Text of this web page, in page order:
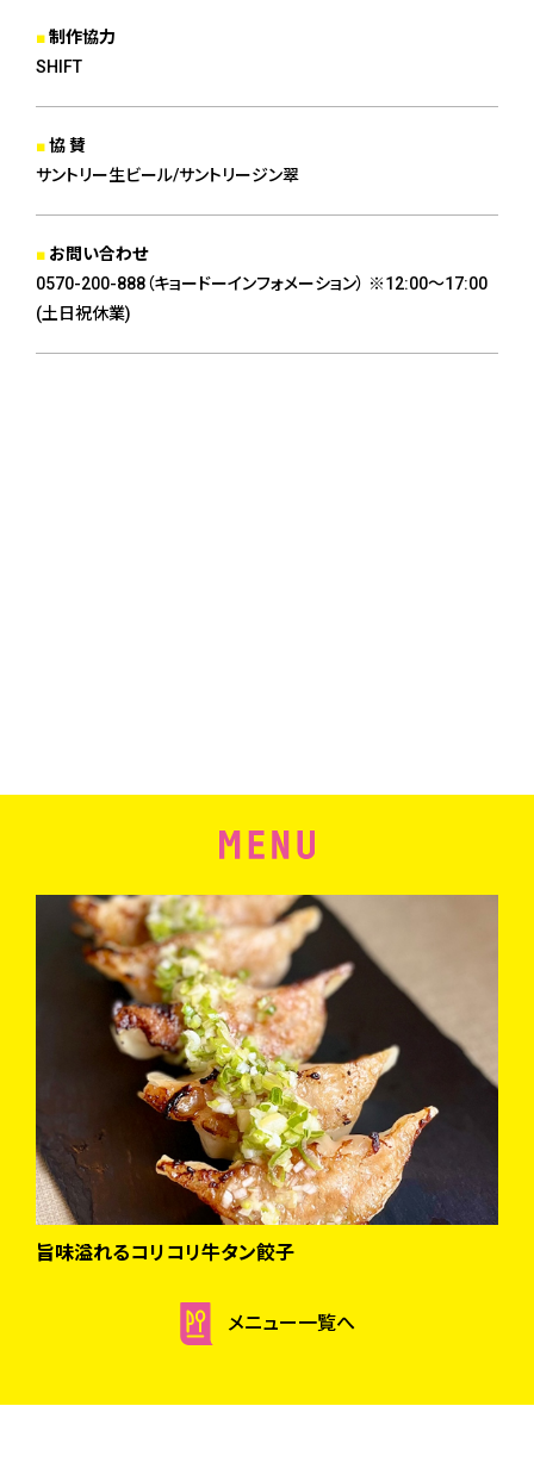
制作協力
SHIFT
協 賛
サントリー生ビール/サントリージン翠
お問い合わせ
0570-200-888（キョードーインフォメーション） ※12:00～17:00
(土日祝休業)
旨味溢れるコリコリ牛タン餃子
メニュー一覧へ